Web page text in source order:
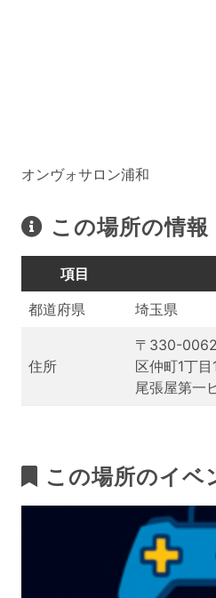
オンヴォサロン浦和
この場所の情報
項目
都道府県
埼玉県
住所
〒330-
区仲町1丁
尾張屋第一
この場所のイベ